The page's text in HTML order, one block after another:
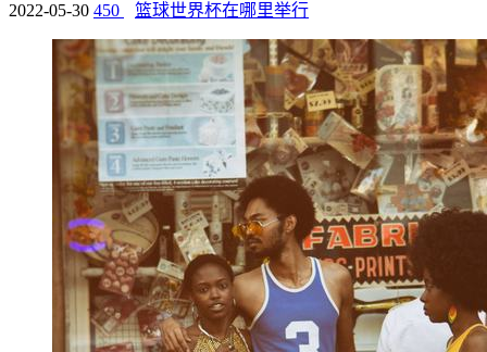
2022-05-30 450 篮球世界杯在哪里举行